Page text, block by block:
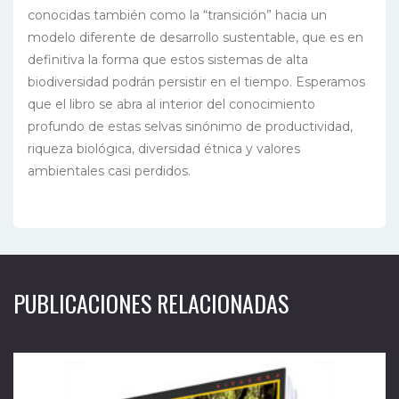
conocidas también como la “transición” hacia un
modelo diferente de desarrollo sustentable, que es en
definitiva la forma que estos sistemas de alta
biodiversidad podrán persistir en el tiempo. Esperamos
que el libro se abra al interior del conocimiento
profundo de estas selvas sinónimo de productividad,
riqueza biológica, diversidad étnica y valores
ambientales casi perdidos.
PUBLICACIONES RELACIONADAS